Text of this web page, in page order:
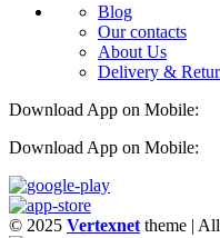
Blog
Our contacts
About Us
Delivery &
Download App on Mobile:
Download App on Mobile:
© 2025 Vertexnet theme |